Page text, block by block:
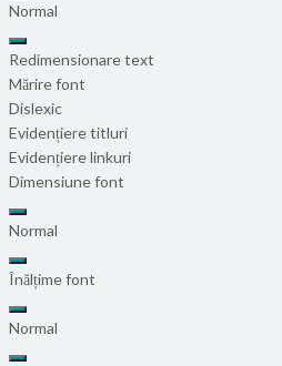
Normal
Redimensionare text
Mărire font
Dislexic
Evidențiere titluri
Evidențiere linkuri
Dimensiune font
Normal
Înălțime font
Normal